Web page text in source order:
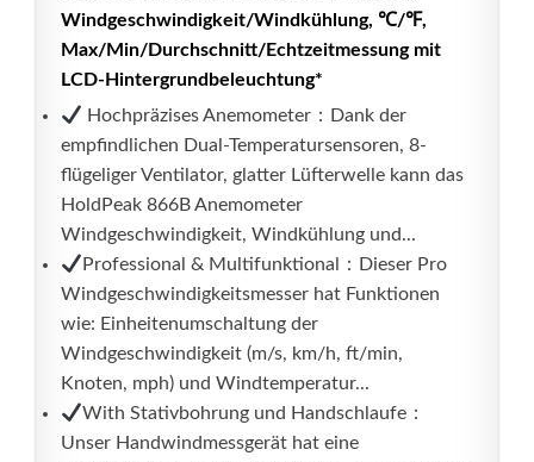
Windgeschwindigkeit/Windkühlung, ℃/℉,
Max/Min/Durchschnitt/Echtzeitmessung mit
LCD-Hintergrundbeleuchtung*
Hochpräzises Anemometer：Dank der
empfindlichen Dual-Temperatursensoren, 8-
flügeliger Ventilator, glatter Lüfterwelle kann das
HoldPeak 866B Anemometer
Windgeschwindigkeit, Windkühlung und...
Professional & Multifunktional：Dieser Pro
Windgeschwindigkeitsmesser hat Funktionen
wie: Einheitenumschaltung der
Windgeschwindigkeit (m/s, km/h, ft/min,
Knoten, mph) und Windtemperatur...
With Stativbohrung und Handschlaufe：
Unser Handwindmessgerät hat eine